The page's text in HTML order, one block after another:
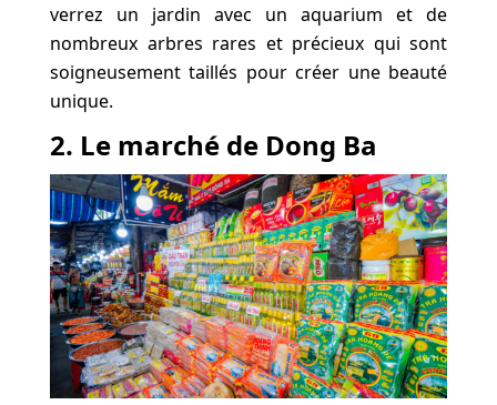
verrez un jardin avec un aquarium et de
nombreux arbres rares et précieux qui sont
soigneusement taillés pour créer une beauté
unique.
2. Le marché de Dong Ba